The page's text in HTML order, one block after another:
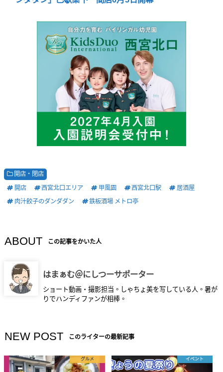
開店・閉店
開店
西宮北口エリア 甲風園 西宮北口駅
居酒屋
肉汁餃子のダンダダン
鉄板酒場 メトロ亭
ABOUT この記事をかいた人
はまぁむ＠にしつーサポーター
ショート動画・撮影担当。しゃちょ美を写している人。暑が
りでハンディファンが相棒。
NEW POST このライターの最新記事
グルメ イベント